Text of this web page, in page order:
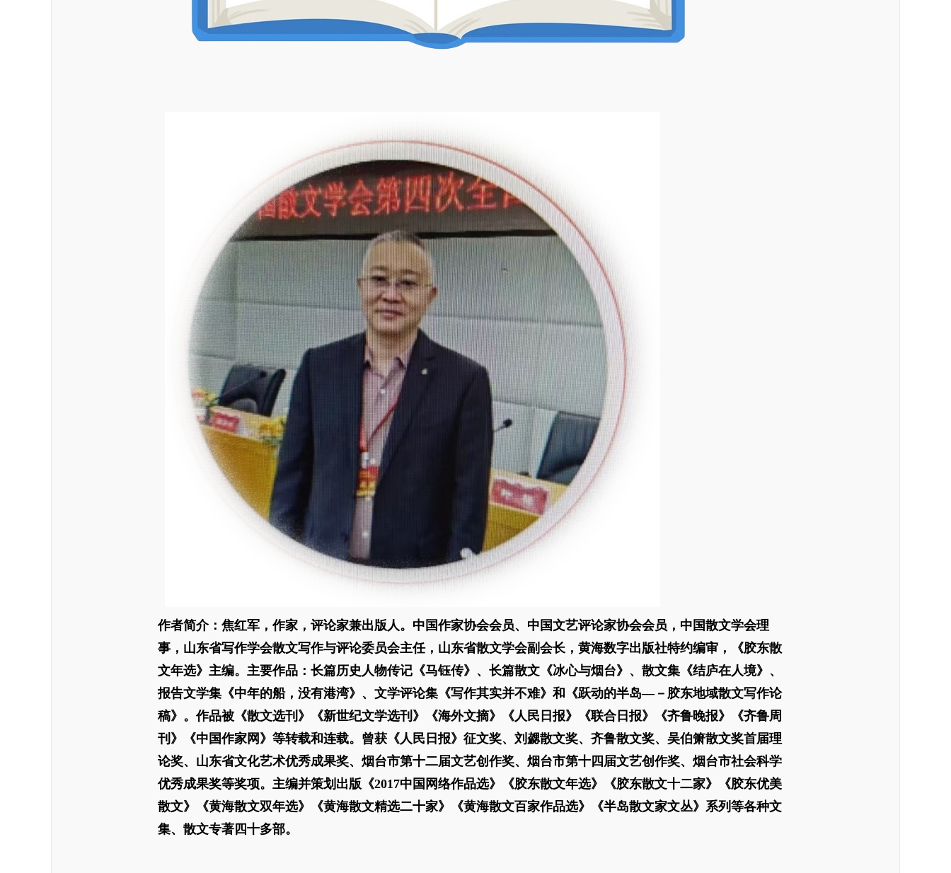
作者简介：焦红军，作家，评论家兼出版人。中国作家协会会员、中国文艺评论家协会会员，中国散文学会理
事，山东省写作学会散文写作与评论委员会主任，山东省散文学会副会长，黄海数字出版社特约编审，《胶东散
文年选》主编。主要作品：长篇历史人物传记《马钰传》、长篇散文《冰心与烟台》、散文集《结庐在人境》、
报告文学集《中年的船，没有港湾》、文学评论集《写作其实并不难》和《跃动的半岛—－胶东地域散文写作论
稿》。作品被《散文选刊》《新世纪文学选刊》《海外文摘》《人民日报》《联合日报》《齐鲁晚报》《齐鲁周
刊》《中国作家网》等转载和连载。曾获《人民日报》征文奖、刘勰散文奖、齐鲁散文奖、吴伯箫散文奖首届理
论奖、山东省文化艺术优秀成果奖、烟台市第十二届文艺创作奖、烟台市第十四届文艺创作奖、烟台市社会科学
优秀成果奖等奖项。主编并策划出版《2017中国网络作品选》《胶东散文年选》《胶东散文十二家》《胶东优美
散文》《黄海散文双年选》《黄海散文精选二十家》《黄海散文百家作品选》《半岛散文家文丛》系列等各种文
集、散文专著四十多部。